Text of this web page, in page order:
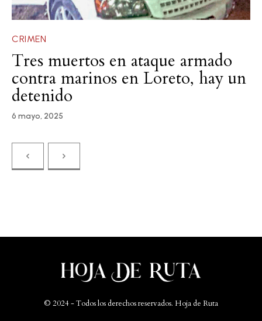
CRIMEN
Tres muertos en ataque armado
contra marinos en Loreto, hay un
detenido
6 mayo, 2025
© 2024 - Todos los derechos reservados. Hoja de Ruta